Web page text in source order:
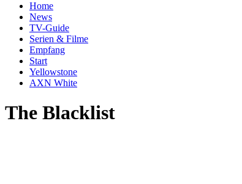
Home
News
TV-Guide
Serien & Filme
Empfang
Start
Yellowstone
AXN White
The Blacklist